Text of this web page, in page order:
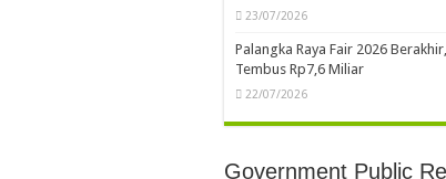
23/07/2026
Palangka Raya Fair 2026
Tembus Rp7,6 Miliar
22/07/2026
Government Public